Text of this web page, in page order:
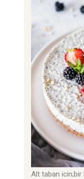
Alt taban